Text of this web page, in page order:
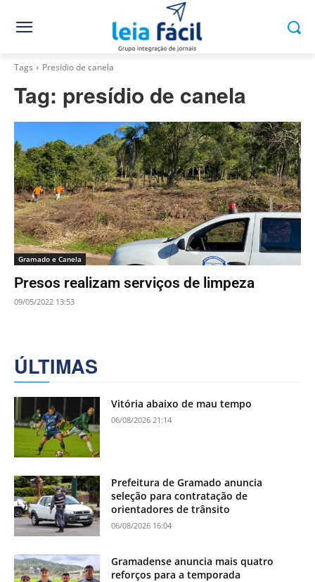
Tags Presídio de canela
Tag: presídio de canela
Gramado e Canela
Presos realizam serviços de limpeza
09/05/2022 13:53
ÚLTIMAS
Vitória abaixo de mau tempo
06/08/2026 21:14
Prefeitura de Gramado anuncia
seleção para contratação de
orientadores de trânsito
06/08/2026 16:04
Gramadense anuncia mais quatro
reforços para a temporada